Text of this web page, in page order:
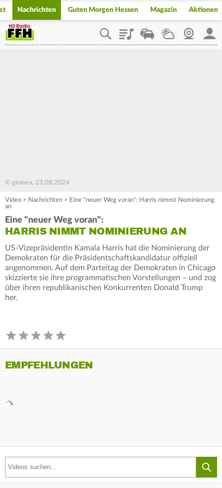
Nachrichten Guten Morgen Hessen Magazin Aktionen
PlaylistStaupilotWetterWebcam
© glomex, 23.08.2024
Video > Nachrichten > Eine "neuer Weg voran": Harris nimmt Nominierung
an
Eine "neuer Weg voran":
HARRIS NIMMT NOMINIERUNG AN
US-Vizepräsidentin Kamala Harris hat die Nominierung der
Demokraten für die Präsidentschaftskandidatur offiziell
angenommen. Auf dem Parteitag der Demokraten in Chicago
skizzierte sie ihre programmatischen Vorstellungen – und zog
über ihren republikanischen Konkurrenten Donald Trump
her.
EMPFEHLUNGEN